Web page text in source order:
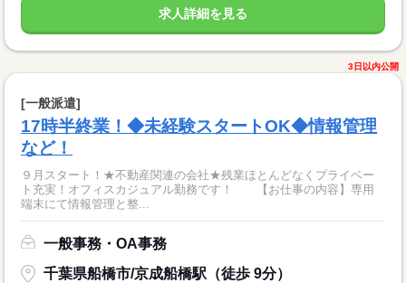
求人詳細を見る
3日以内公開
[一般派遣]
17時半終業！◆未経験スタートOK◆情報管理
など！
９月スタート！★不動産関連の会社★残業ほとんどなくプライベー
ト充実！オフィスカジュアル勤務です！ 【お仕事の内容】専用
端末にて情報管理と整...
一般事務・OA事務
千葉県船橋市/京成船橋駅（徒歩 9分）